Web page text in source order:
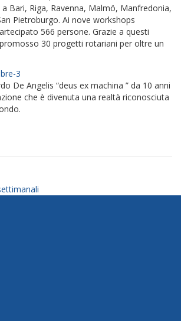
Bari, Riga, Ravenna, Malmö, Manfredonia,
Pietroburgo. Ai nove workshops
566 persone. Grazie a questi
30 progetti rotariani per oltre un
De Angelis “deus ex machina ” da 10 anni
che è divenuta una realtà riconosciuta